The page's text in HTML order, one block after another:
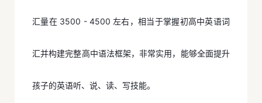
汇量在 3500 - 4500 左右，相当于掌握初高中英语词
汇并构建完整高中语法框架，非常实用，能够全面提升
孩子的英语听、说、读、写技能。